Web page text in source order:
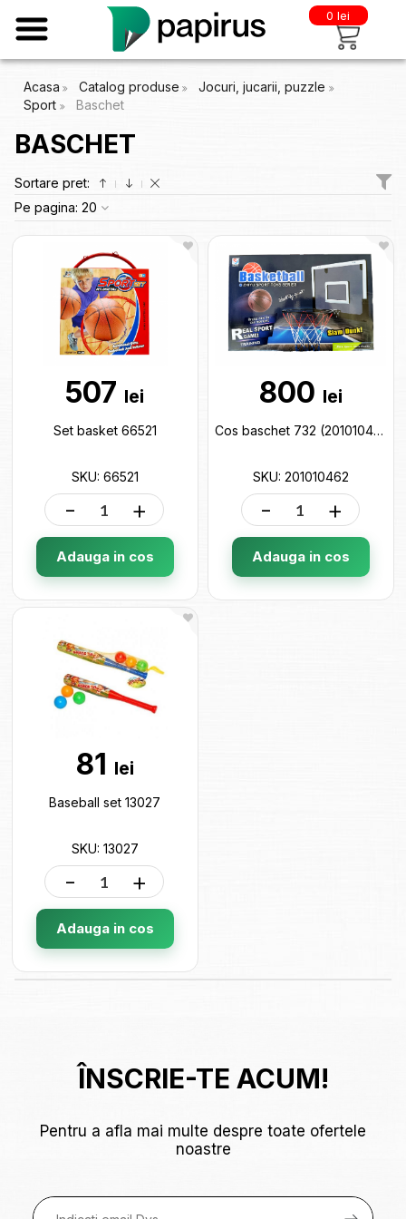
0 lei
Acasa Catalog produse
Jocuri, jucarii, puzzle
Sport
Baschet
BASCHET
Sortare pret:
Pe pagina: 20
507 lei
Set basket 66521
SKU: 66521
- +
Adauga in cos
800 lei
Cos baschet 732 (201010462) 201010462
SKU: 201010462
- +
Adauga in cos
81 lei
Baseball set 13027
SKU: 13027
- +
Adauga in cos
ÎNSCRIE-TE ACUM!
Pentru a afla mai multe despre toate ofertele
noastre